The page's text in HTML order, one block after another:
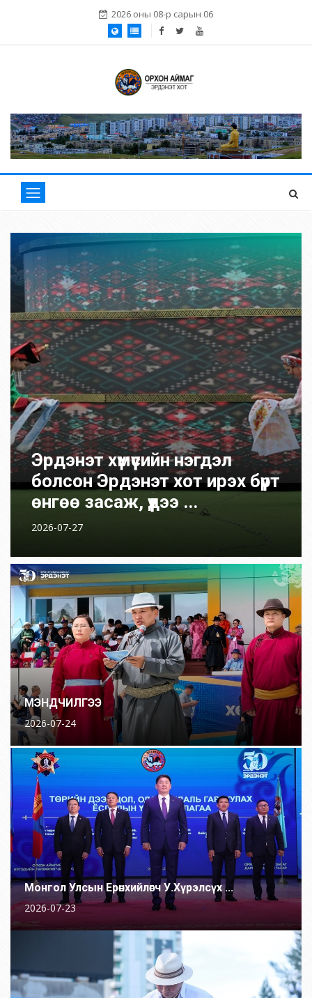
2026 оны 08-р сарын 06
Эрдэнэт хүмүүсийн нэгдэл
болсон Эрдэнэт хот ирэх бүрт
өнгөө засаж, үүдээ ...
2026-07-27
МЭНДЧИЛГЭЭ
2026-07-24
Монгол Улсын Ерөнхийлөгч У.Хүрэлсүх ...
2026-07-23